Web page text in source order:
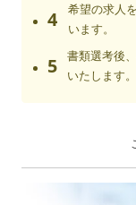
4
希望の求人
います。
5
書類選考後
いたします。